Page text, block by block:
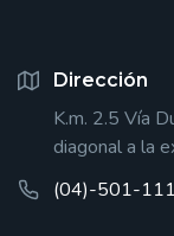
Dirección
K.m. 2.5 Vía
diagonal a la
(04)-501-